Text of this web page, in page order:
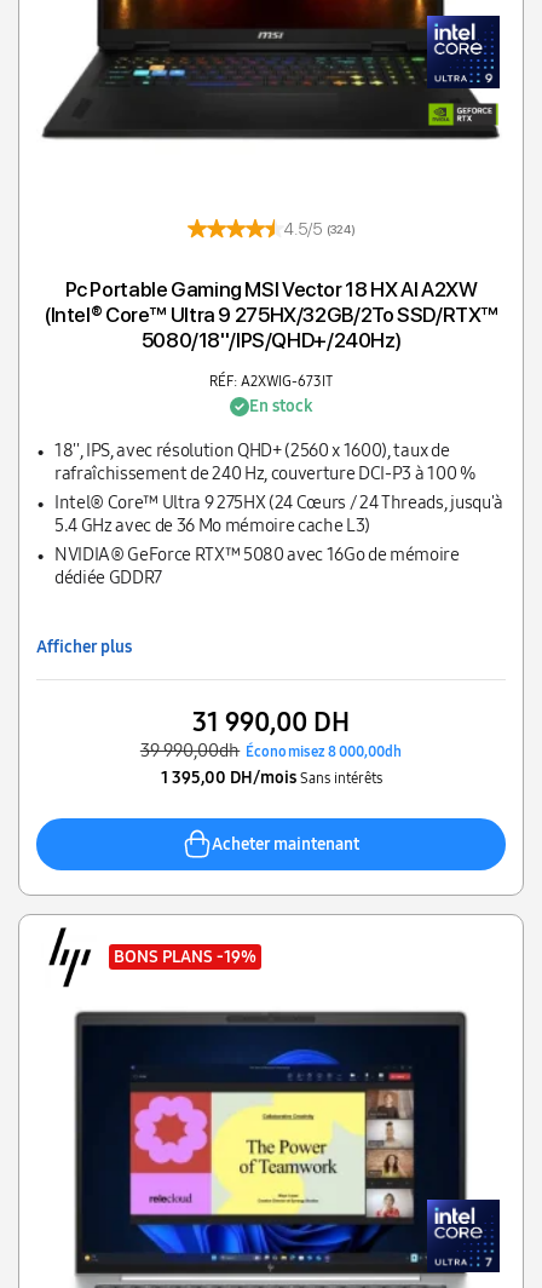
4.5/5 (324)
Pc Portable Gaming MSI Vector 18 HX AI A2XW
(Intel® Core™ Ultra 9 275HX/32GB/2To SSD/RTX™
5080/18''/IPS/QHD+/240Hz)
RÉF: A2XWIG-673IT
En stock
18'', IPS, avec résolution QHD+ (2560 x 1600), taux de
rafraîchissement de 240 Hz, couverture DCI-P3 à 100 %
Intel® Core™ Ultra 9 275HX (24 Cœurs / 24 Threads, jusqu'à
5.4 GHz avec de 36 Mo mémoire cache L3)
NVIDIA® GeForce RTX™ 5080 avec 16Go de mémoire
dédiée GDDR7
Afficher plus
31 990,00 DH
39 990,00dh Économisez 8 000,00dh
1 395,00 DH/mois Sans intérêts
Acheter maintenant
BONS PLANS -19%